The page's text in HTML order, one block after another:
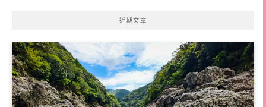
近期文章